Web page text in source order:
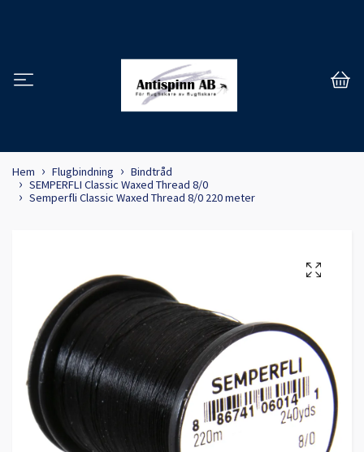
Hem Flugbindning
Bindtråd
SEMPERFLI Classic Waxed Thread 8/0
Semperfli Classic Waxed Thread 8/0 220 meter